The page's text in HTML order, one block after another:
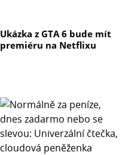
Ukázka z GTA 6 bude mít
premiéru na Netflixu